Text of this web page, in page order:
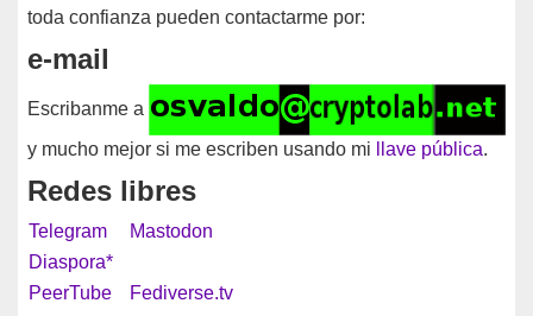
toda confianza pueden contactarme por:
e-mail
Escribanme a
y mucho mejor si me escriben usando mi llave pública.
Redes libres
Telegram
Mastodon
Diaspora*
PeerTube
Fediverse.tv